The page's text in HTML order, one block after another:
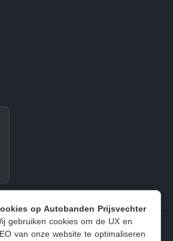
op Autobanden Prijsvechter
gebruiken cookies om de UX en
van onze website te optimaliseren
Prijsvechter. Privacy | Voorwaarden